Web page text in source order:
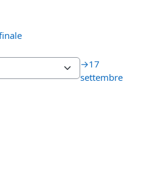
Assignment
→17
settembre